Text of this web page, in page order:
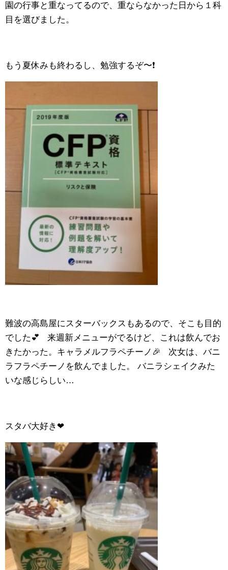
園の行事と重なってるので、重ならなかった日から１科
目を選びました。
もう夏休みも終わるし、勉強するぞ〜❗️
難波の高島屋にスターバックスもあるので、そこも目的
でした💕 来週新メニューがでるけど、これは飲んでお
きたかった。キャラメルフラペチーノ🎉 次女は、バニ
ラフラペチーノを飲んでました。 バニラシェイクみた
いな感じらしい…
スタバ大好き❤